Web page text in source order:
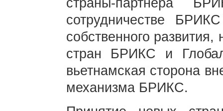
страны-партнера
сотрудничестве
собственного
стран БРИКС и
вьетнамская сторона
механизма БРИКС.